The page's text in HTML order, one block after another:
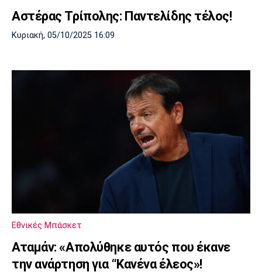
Πόρτο Μπενφίκα
Αστέρας Τρίπολης: Παντελίδης τέλος!
Κυριακή, 05/10/2025 16:09
Εθνικές Μπάσκετ
Αταμάν: «Απολύθηκε αυτός που έκανε
την ανάρτηση για “Κανένα έλεος»!